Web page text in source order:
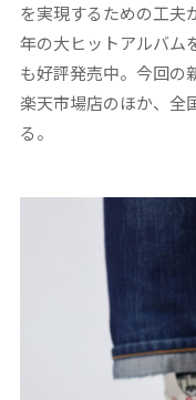
を実現するための工夫
年の大ヒットアルバム
も好評発売中。今回の
楽天市場店のほか、全
る。